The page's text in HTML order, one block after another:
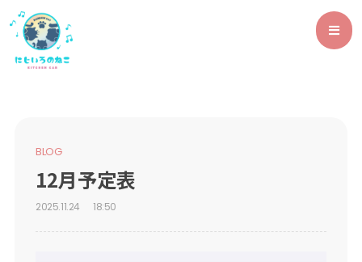
BLOG
12月予定表
2025.11.24 18:50